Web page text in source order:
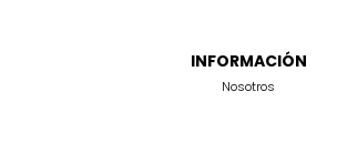
INFORMACIÓN
Nosotros